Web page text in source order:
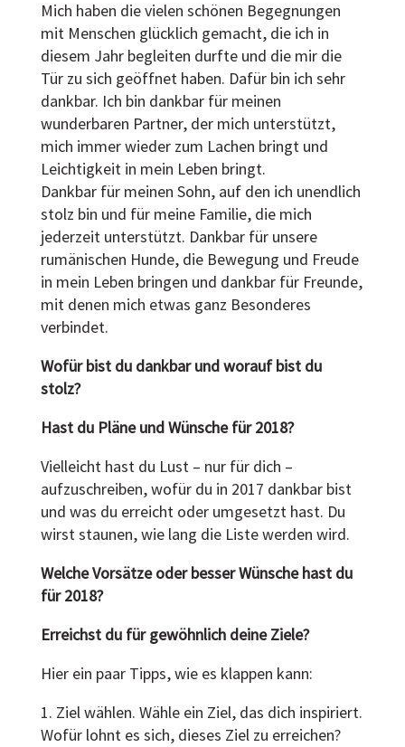
Mich haben die vielen schönen Begegnungen
mit Menschen glücklich gemacht, die ich in
diesem Jahr begleiten durfte und die mir die
Tür zu sich geöffnet haben. Dafür bin ich sehr
dankbar. Ich bin dankbar für meinen
wunderbaren Partner, der mich unterstützt,
mich immer wieder zum Lachen bringt und
Leichtigkeit in mein Leben bringt.
Dankbar für meinen Sohn, auf den ich unendlich
stolz bin und für meine Familie, die mich
jederzeit unterstützt. Dankbar für unsere
rumänischen Hunde, die Bewegung und Freude
in mein Leben bringen und dankbar für Freunde,
mit denen mich etwas ganz Besonderes
verbindet.
Wofür bist du dankbar und worauf bist du
stolz?
Hast du Pläne und Wünsche für 2018?
Vielleicht hast du Lust – nur für dich –
aufzuschreiben, wofür du in 2017 dankbar bist
und was du erreicht oder umgesetzt hast. Du
wirst staunen, wie lang die Liste werden wird.
Welche Vorsätze oder besser Wünsche hast du
für 2018?
Erreichst du für gewöhnlich deine Ziele?
Hier ein paar Tipps, wie es klappen kann:
1. Ziel wählen. Wähle ein Ziel, das dich inspiriert.
Wofür lohnt es sich, dieses Ziel zu erreichen?